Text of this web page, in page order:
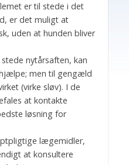
er til stede i det
er det muligt at
uden at hunden bliver
nytårsaften, kan
men til gengæld
(virke sløv). I de
at kontakte
løsning for
lægemidler,
at konsultere